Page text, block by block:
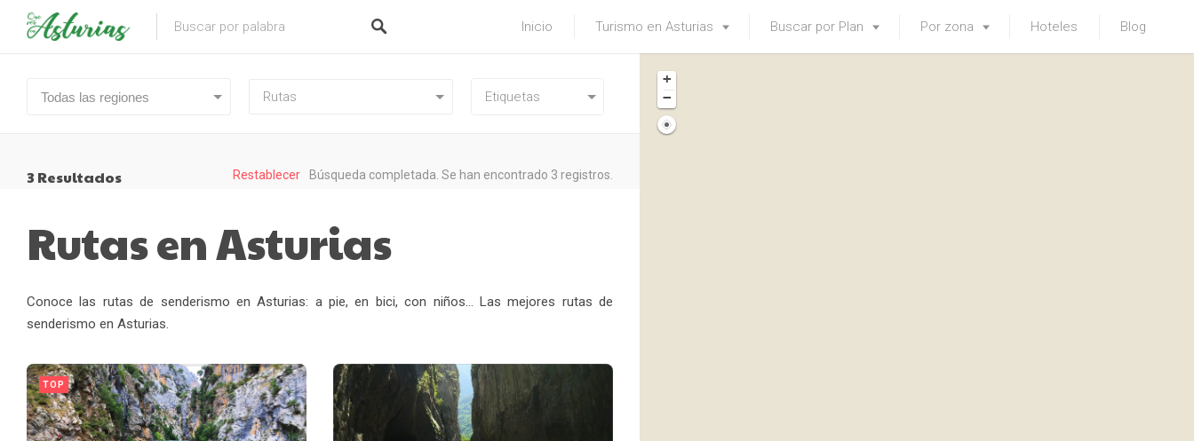
Inicio Turismo en Asturias Buscar por Plan Por zona Hoteles Blog
Todas las regiones Rutas
3 Resultados Búsqueda completada. Se han encontrado 3 registros.
Restablecer
Rutas en Asturias
Conoce las rutas de senderismo en Asturias: a pie, en bici, con niños... Las mejores rutas de
senderismo en Asturias.
TOP
+
−